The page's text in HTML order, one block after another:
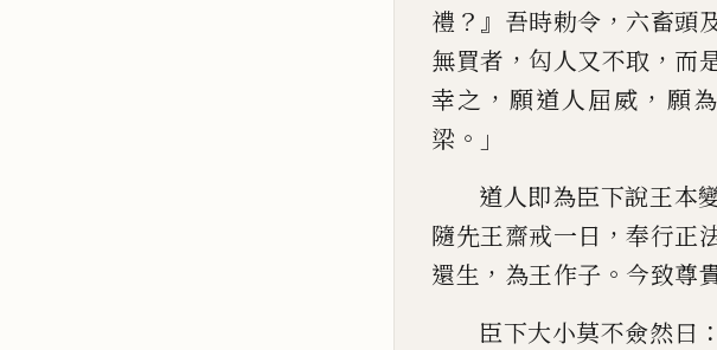
禮 ？』 吾時勅令 ， 六畜頭
無買者 ， 匃人又不取 ， 而
幸之 ， 願道人屈威 ， 願
梁 。」
道人即為臣下說王本
隨先王齋戒一日 ，奉行正
還生 ， 為王作子 。 今致尊
臣下大小莫不僉然曰